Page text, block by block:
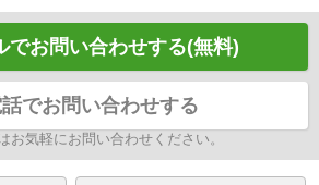
でお問い合わせする(無料)
話でお問い合わせする
お気軽にお問い合わせください。